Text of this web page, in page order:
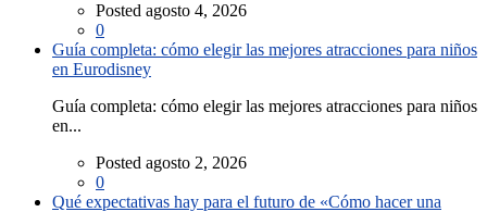
Posted agosto 4, 2026
0
Guía completa: cómo elegir las mejores atracciones para niños
en Eurodisney
Guía completa: cómo elegir las mejores atracciones para niños
en...
Posted agosto 2, 2026
0
Qué expectativas hay para el futuro de «Cómo hacer una